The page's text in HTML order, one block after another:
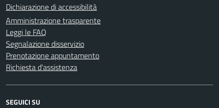
Dichiarazione di accessibilità
Amministrazione trasparente
Leggi le FAQ
Segnalazione disservizio
Prenotazione appuntamento
Richiesta d'assistenza
SEGUICI SU